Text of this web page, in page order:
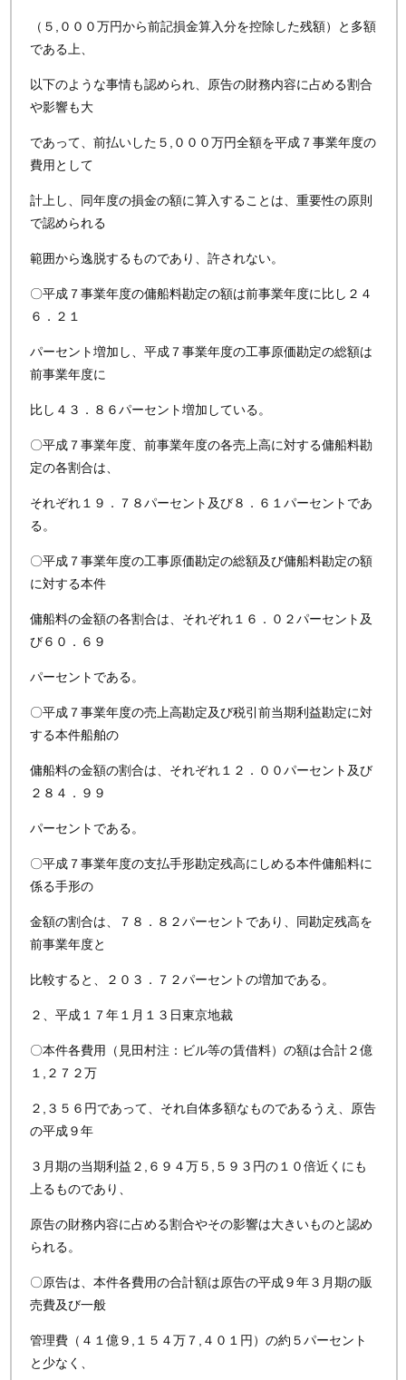
（５,０００万円から前記損金算入分を控除した残額）と多額
である上、
以下のような事情も認められ、原告の財務内容に占める割合
や影響も大
であって、前払いした５,０００万円全額を平成７事業年度の
費用として
計上し、同年度の損金の額に算入することは、重要性の原則
で認められる
範囲から逸脱するものであり、許されない。
〇平成７事業年度の傭船料勘定の額は前事業年度に比し２４
６．２１
パーセント増加し、平成７事業年度の工事原価勘定の総額は
前事業年度に
比し４３．８６パーセント増加している。
〇平成７事業年度、前事業年度の各売上高に対する傭船料勘
定の各割合は、
それぞれ１９．７８パーセント及び８．６１パーセントであ
る。
〇平成７事業年度の工事原価勘定の総額及び傭船料勘定の額
に対する本件
傭船料の金額の各割合は、それぞれ１６．０２パーセント及
び６０．６９
パーセントである。
〇平成７事業年度の売上高勘定及び税引前当期利益勘定に対
する本件船舶の
傭船料の金額の割合は、それぞれ１２．００パーセント及び
２８４．９９
パーセントである。
〇平成７事業年度の支払手形勘定残高にしめる本件傭船料に
係る手形の
金額の割合は、７８．８２パーセントであり、同勘定残高を
前事業年度と
比較すると、２０３．７２パーセントの増加である。
２、平成１７年１月１３日東京地裁
〇本件各費用（見田村注：ビル等の賃借料）の額は合計２億
１,２７２万
２,３５６円であって、それ自体多額なものであるうえ、原告
の平成９年
３月期の当期利益２,６９４万５,５９３円の１０倍近くにも
上るものであり、
原告の財務内容に占める割合やその影響は大きいものと認め
られる。
〇原告は、本件各費用の合計額は原告の平成９年３月期の販
売費及び一般
管理費（４１億９,１５４万７,４０１円）の約５パーセント
と少なく、